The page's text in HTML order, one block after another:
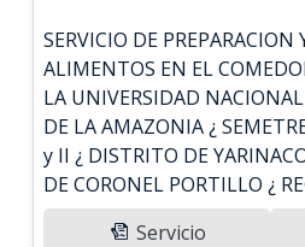
SERVICIO DE
ALIMENTOS EN EL
LA UNIVERSIDAD
DE LA AMAZONIA ¿
y II ¿ DISTRITO DE
DE CORONEL PORTILLO ¿
Servicio